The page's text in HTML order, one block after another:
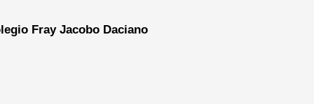
Fray Jacobo Daciano